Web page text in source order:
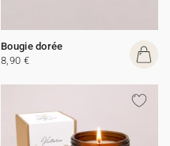
Bougie dorée
8,90 €